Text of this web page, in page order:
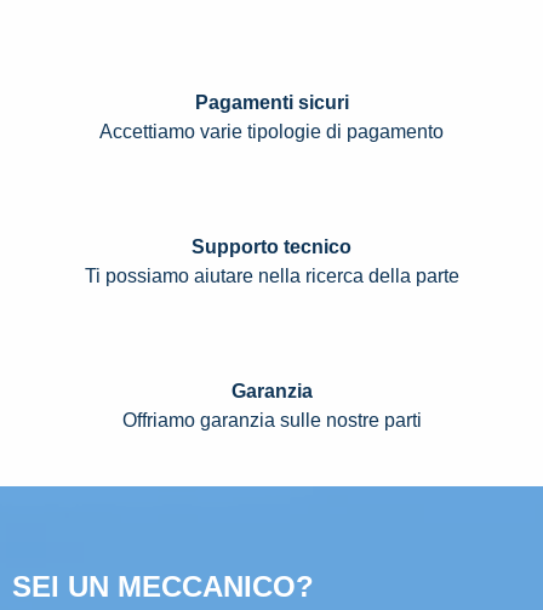
Pagamenti sicuri
Accettiamo varie tipologie di pagamento
Supporto tecnico
Ti possiamo aiutare nella ricerca della parte
Garanzia
Offriamo garanzia sulle nostre parti
SEI UN MECCANICO?